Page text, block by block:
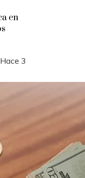
en
Hace 3